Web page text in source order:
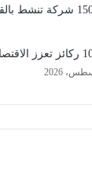
صناعة الفوسفات.. 10 ركائز